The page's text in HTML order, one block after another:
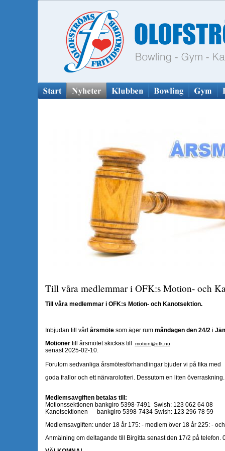
Till våra medlemmar i OFK:s Motion- och
Till våra medlemmar i OFK:s Motion- och Kanotsektion.
Inbjudan till vårtårsmöte som äger rum måndagen den 24/2 i
Motionertill årsmötet skickas till motion@ofk.nu
senast 2025-02-10.
Förutom sedvanliga årsmötesförhandlingar bjuder vi på fika med
goda frallor och ett närvarolotteri. Dessutom en liten överraskning.
Medlemsavgiften betalas till:
Motionssektionen bankgiro 5398-7491 Swish: 123 062 64 08
Kanotsektionen bankgiro 5398-7434 Swish: 123 296 78 59
Medlemsavgiften: under 18 år 175: - medlem över 18 år 225: -
Anmälning om deltagande till Birgitta senast den 17/2 på telefon.